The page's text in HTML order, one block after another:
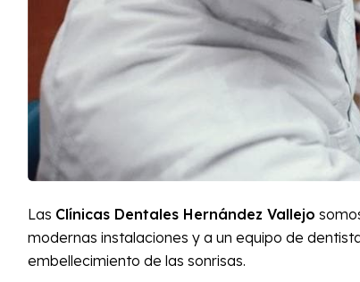
Las Clínicas Dentales Hernández Vallejo
modernas instalaciones y a un equipo de
embellecimiento de las sonrisas.